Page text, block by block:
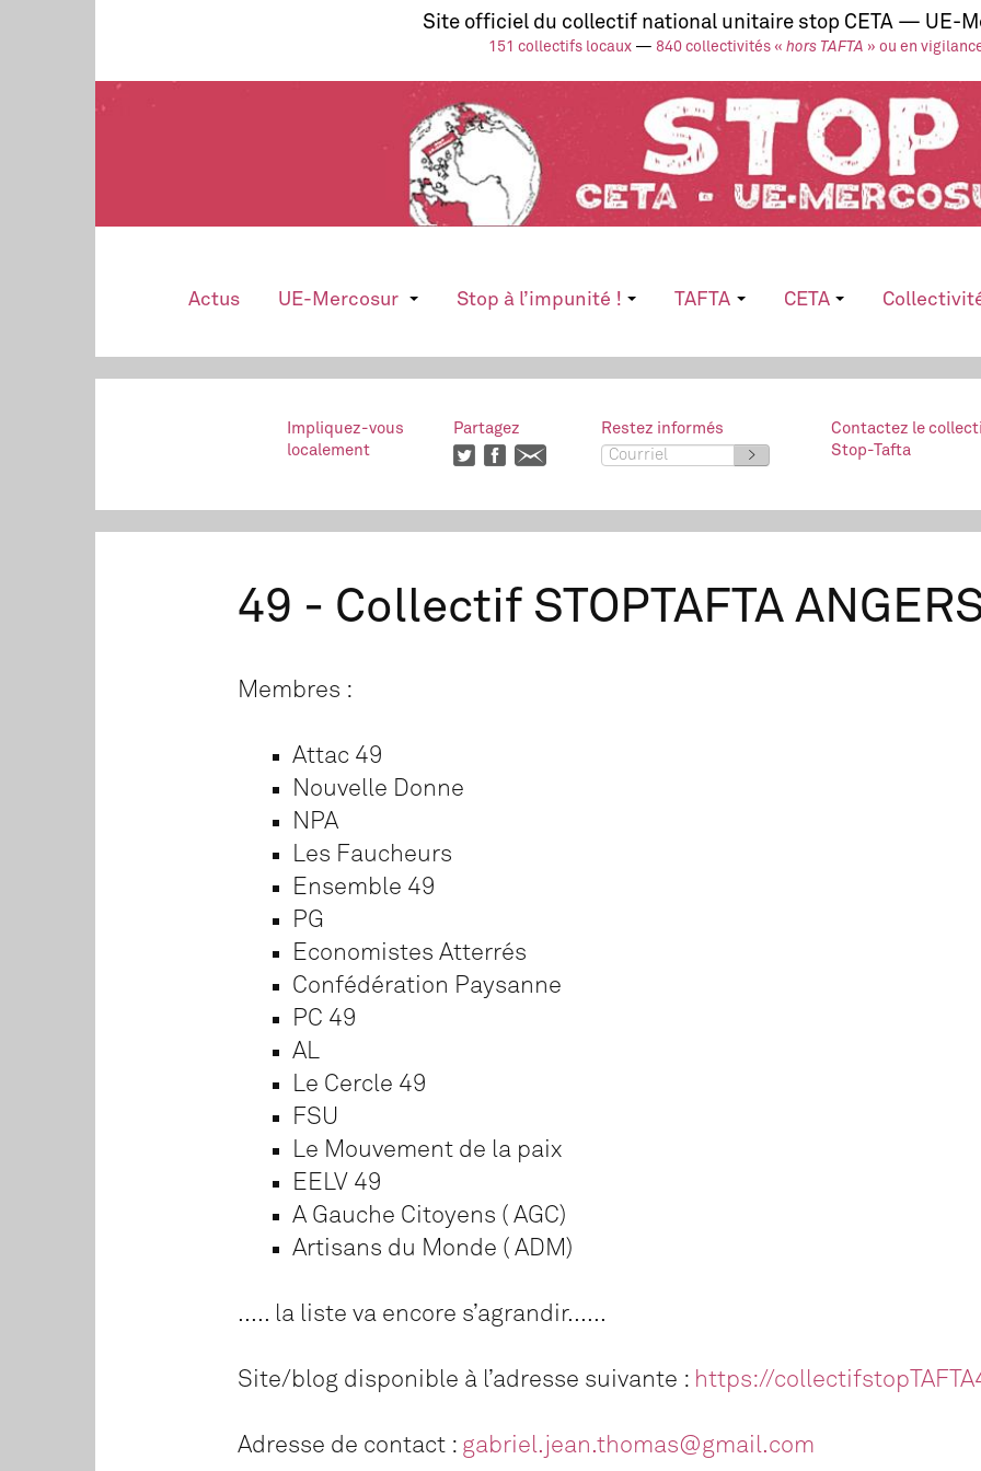
Site officiel du collectif national unitaire stop CETA — UE-
151 collectifs locaux— 840 collectivités « hors TAFTA » ou en
Actus UE-Mercosur Stop à l’impunité ! TAFTA CETA
Impliquez-vous
localement
Partagez
Restez informés
>
Contactez le
Stop-Tafta
49 - Collectif STOPTAFTA
Membres :
Attac 49
Nouvelle Donne
NPA
Les Faucheurs
Ensemble 49
PG
Economistes Atterrés
Confédération Paysanne
PC 49
AL
Le Cercle 49
FSU
Le Mouvement de la paix
EELV 49
A Gauche Citoyens ( AGC)
Artisans du Monde ( ADM)
..... la liste va encore s’agrandir......
Site/blog disponible à l’adresse suivante : https://
Adresse de contact : gabriel.jean.thomas@gmail.com